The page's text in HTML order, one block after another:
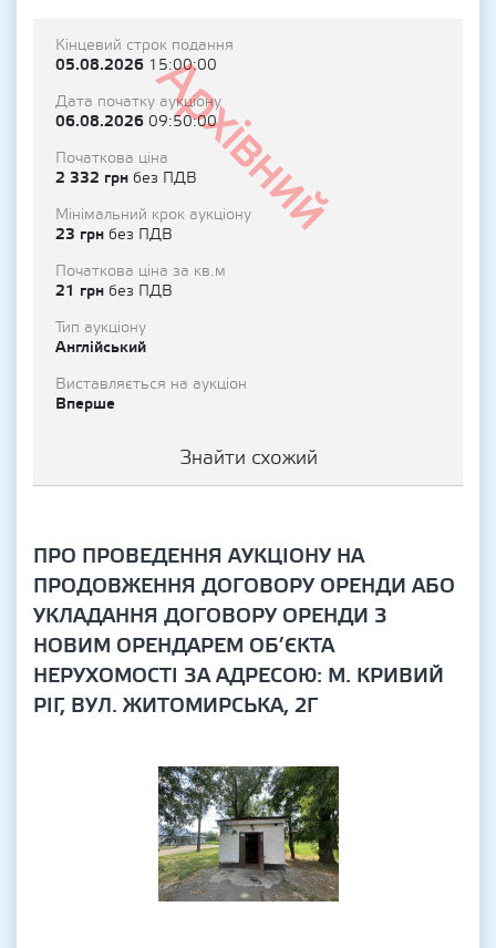
Архівний
Кінцевий строк подання
05.08.2026 15:00:00
Дата початку аукціону
06.08.2026 09:50:00
Початкова ціна
2 332 грн без ПДВ
Мінімальний крок аукціону
23 грн без ПДВ
Початкова ціна за кв.м
21 грн без ПДВ
Тип аукціону
Англійський
Виставляється на аукціон
Вперше
Знайти схожий
ПРО ПРОВЕДЕННЯ АУКЦІОНУ НА
ПРОДОВЖЕННЯ ДОГОВОРУ ОРЕНДИ АБО
УКЛАДАННЯ ДОГОВОРУ ОРЕНДИ З
НОВИМ ОРЕНДАРЕМ ОБ’ЄКТА
НЕРУХОМОСТІ ЗА АДРЕСОЮ: М. КРИВИЙ
РІГ, ВУЛ. ЖИТОМИРСЬКА, 2Г